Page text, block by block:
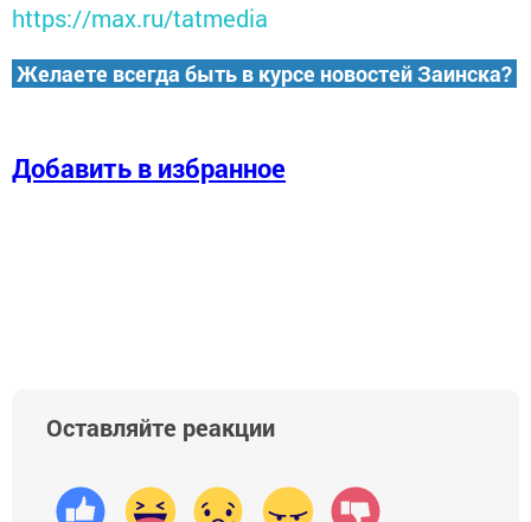
https://max.ru/tatmedia
Желаете всегда быть в курсе новостей Заинска?
Добавить в избранное
Оставляйте реакции